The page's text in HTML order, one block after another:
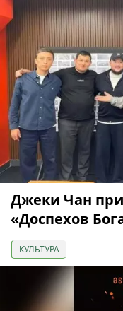
Джеки Чан
«Доспехов
КУЛЬТУРА